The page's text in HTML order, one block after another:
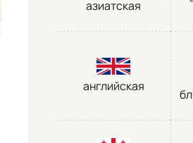
азиатская
английская